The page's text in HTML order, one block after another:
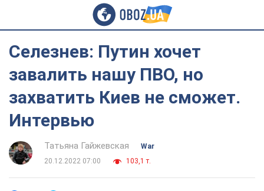
Селезнев: Путин хочет
завалить нашу ПВО, но
захватить Киев не сможет.
Интервью
Татьяна Гайжевская
War
20.12.2022 07:00
103,1 т.